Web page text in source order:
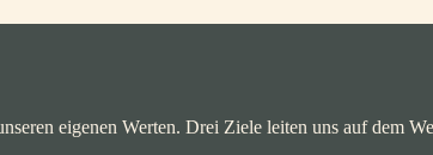
eigenen Werten. Drei Ziele leiten uns auf dem